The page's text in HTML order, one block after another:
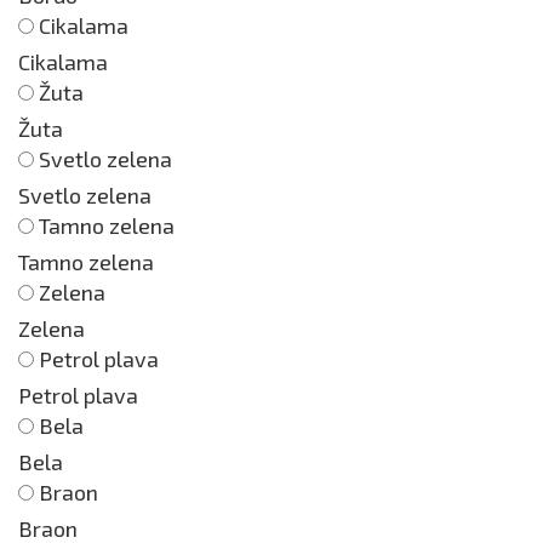
Cikalama
Cikalama
Žuta
Žuta
Svetlo zelena
Svetlo zelena
Tamno zelena
Tamno zelena
Zelena
Zelena
Petrol plava
Petrol plava
Bela
Bela
Braon
Braon